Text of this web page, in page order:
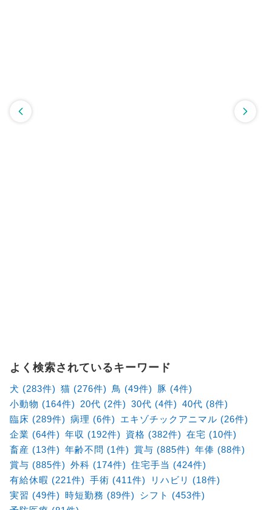
よく検索されているキーワード
犬 (283件) 猫 (276件) 鳥 (49件)
豚 (4件)
小動物 (164件)
20代 (2件) 30代 (4件) 40代 (8件)
臨床 (289件) 病理 (6件)
エキゾチックアニマル (26件)
企業 (64件) 年収 (192件) 資格 (382件) 在宅 (10件)
畜産 (13件) 年齢不問 (1件) 賞与 (885件) 年俸 (88件)
賞与 (885件) 外科 (174件) 住宅手当 (424件)
有給休暇 (221件) 手術 (411件)
リハビリ (18件)
実習 (49件) 時短勤務 (89件)
シフト (453件)